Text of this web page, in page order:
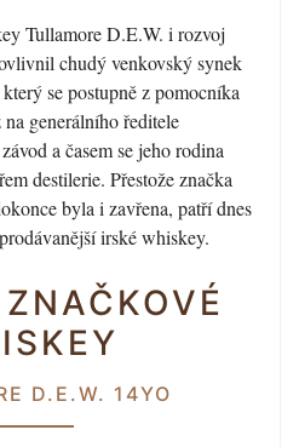
Tullamore D.E.W. i rozvoj
chudý venkovský synek
se postupně z pomocníka
generálního ředitele
a časem se jeho rodina
destilerie. Přestože značka
byla i zavřena, patří dnes
irské whiskey.
D.E.W. 14YO